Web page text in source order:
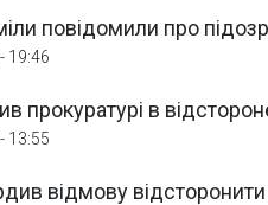
повідомили про
19:46
прокуратурі в
13:55
відмову